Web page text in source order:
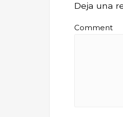
Deja una
Comment